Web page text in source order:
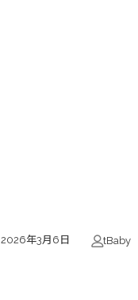
2026年3月6日 tBaby